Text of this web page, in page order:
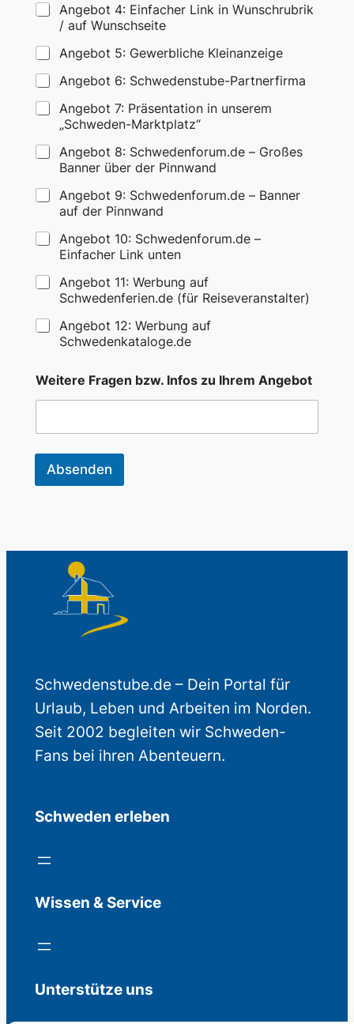
Angebot 4: Einfacher Link in Wunschrubrik
/ auf Wunschseite
Angebot 5: Gewerbliche Kleinanzeige
Angebot 6: Schwedenstube-Partnerfirma
Angebot 7: Präsentation in unserem
„Schweden-Marktplatz“
Angebot 8: Schwedenforum.de – Großes
Banner über der Pinnwand
Angebot 9: Schwedenforum.de – Banner
auf der Pinnwand
Angebot 10: Schwedenforum.de –
Einfacher Link unten
Angebot 11: Werbung auf
Schwedenferien.de (für Reiseveranstalter)
Angebot 12: Werbung auf
Schwedenkataloge.de
z
w
M
i
d
e
o
t
Weitere Fragen bzw. Infos zu Ihrem Angebot
Absenden
Schwedenstube.de – Dein Portal für
Urlaub, Leben und Arbeiten im Norden.
Seit 2002 begleiten wir Schweden-
Fans bei ihren Abenteuern.
Schweden erleben
Wissen & Service
Unterstütze uns